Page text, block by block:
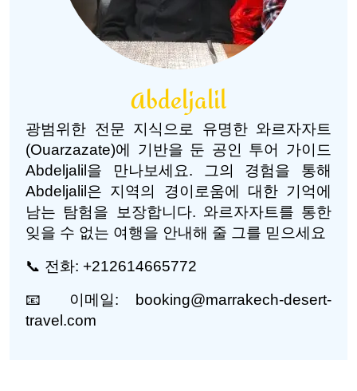
Abdeljalil
광범위한 전문 지식으로 유명한 와르자자트
(Ouarzazate)에 기반을 둔 공인 투어 가이드
Abdeljalil을 만나보세요. 그의 경험을 통해
Abdeljalil은 지역의 경이로움에 대한 기억에
남는 탐험을 보장합니다. 와르자자트를 통한
잊을 수 없는 여행을 안내해 줄 그를 믿으세요
📞 전화: +212614665772
📧 이메일: booking@marrakech-desert-
travel.com